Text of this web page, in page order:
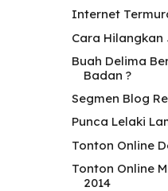
Internet
Cara
Buah Delima
Badan ?
Segmen Blog
Punca Lelaki
Tonton Online
Tonton Online
2014